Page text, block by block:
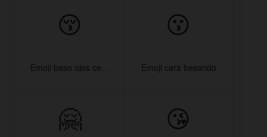
😚
Emoji beso ojos cerrados
😗
Emoji cara besando
🤗 😘